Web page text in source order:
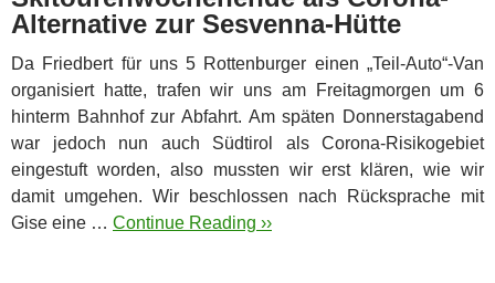
Alternative zur Sesvenna-Hütte
Da Friedbert für uns 5 Rottenburger einen „Teil-Auto“-Van
organisiert hatte, trafen wir uns am Freitagmorgen um 6
hinterm Bahnhof zur Abfahrt. Am späten Donnerstagabend
war jedoch nun auch Südtirol als Corona-Risikogebiet
eingestuft worden, also mussten wir erst klären, wie wir
damit umgehen. Wir beschlossen nach Rücksprache mit
Gise eine … Continue Reading ››